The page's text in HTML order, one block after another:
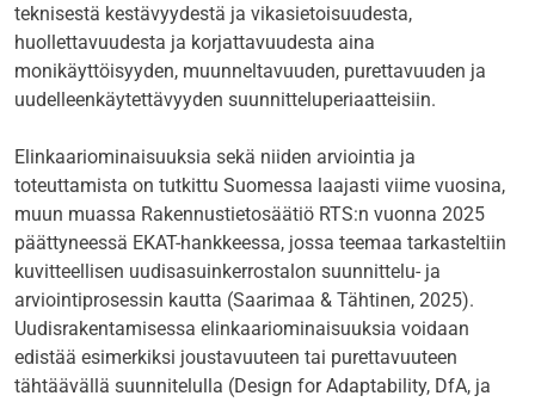
teknisestä kestävyydestä ja vikasietoisuudesta,
huollettavuudesta ja korjattavuudesta aina
monikäyttöisyyden, muunneltavuuden, purettavuuden ja
uudelleenkäytettävyyden suunnitteluperiaatteisiin.
Elinkaariominaisuuksia sekä niiden arviointia ja
toteuttamista on tutkittu Suomessa laajasti viime vuosina,
muun muassa Rakennustietosäätiö RTS:n vuonna 2025
päättyneessä EKAT-hankkeessa, jossa teemaa tarkasteltiin
kuvitteellisen uudisasuinkerrostalon suunnittelu- ja
arviointiprosessin kautta (Saarimaa & Tähtinen, 2025).
Uudisrakentamisessa elinkaariominaisuuksia voidaan
edistää esimerkiksi joustavuuteen tai purettavuuteen
tähtäävällä suunnitelulla (Design for Adaptability, DfA, ja